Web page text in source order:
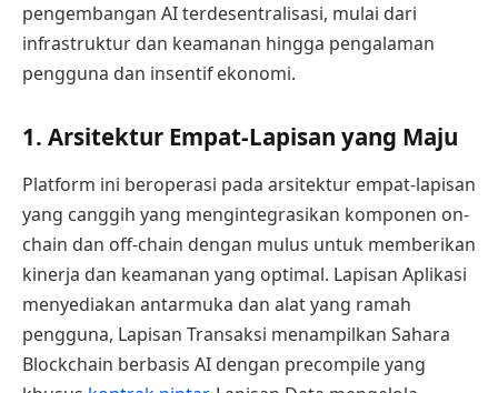
pengembangan AI terdesentralisasi, mulai dari
infrastruktur dan keamanan hingga pengalaman
pengguna dan insentif ekonomi.
1. Arsitektur Empat-Lapisan yang Maju
Platform ini beroperasi pada arsitektur empat-lapisan
yang canggih yang mengintegrasikan komponen on-
chain dan off-chain dengan mulus untuk memberikan
kinerja dan keamanan yang optimal. Lapisan Aplikasi
menyediakan antarmuka dan alat yang ramah
pengguna, Lapisan Transaksi menampilkan Sahara
Blockchain berbasis AI dengan precompile yang